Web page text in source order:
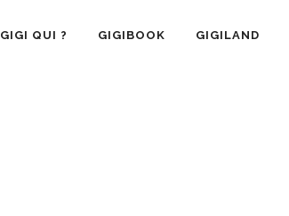
GIGI QUI ? GIGIBOOK GIGILAND